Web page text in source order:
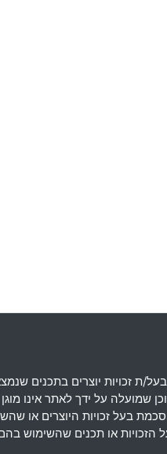
/ת זכויות יוצרים בתכנים
על ידך לאתר אינו מוגן
בעל זכויות היוצרים או
הזכויות או תכנים